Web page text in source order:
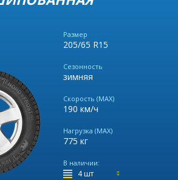
Размер
205/65 R15
Сезонность
зимняя
Скорость (MAX)
190 км/ч
Нагрузка (MAX)
775 кг
В наличии:
4 шт